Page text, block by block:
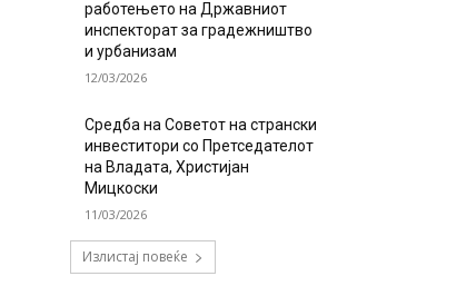
работењето на Државниот
инспекторат за градежништво
и урбанизам
12/03/2026
Средба на Советот на странски
инвеститори со Претседателот
на Владата, Христијан
Мицкоски
11/03/2026
Излистај повеќе